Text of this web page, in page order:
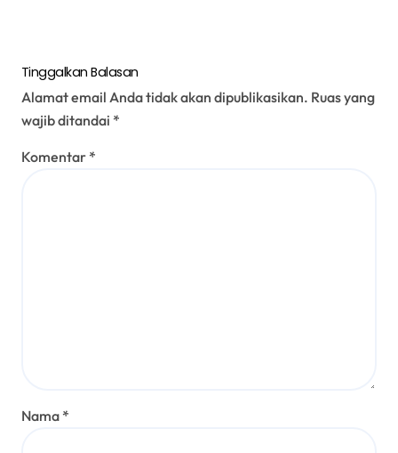
Tinggalkan Balasan
Alamat email Anda tidak akan dipublikasikan. Ruas yang
wajib ditandai *
Komentar *
Nama *